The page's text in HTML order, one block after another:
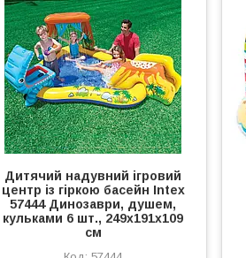
Дитячий надувний ігровий
центр із гіркою басейн Intex
57444 Динозаври, душем,
кульками 6 шт., 249х191х109
см